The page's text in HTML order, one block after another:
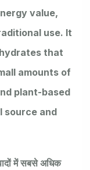
value,
use. It
that
amounts of
plant-based
source and
में सबसे अधिक